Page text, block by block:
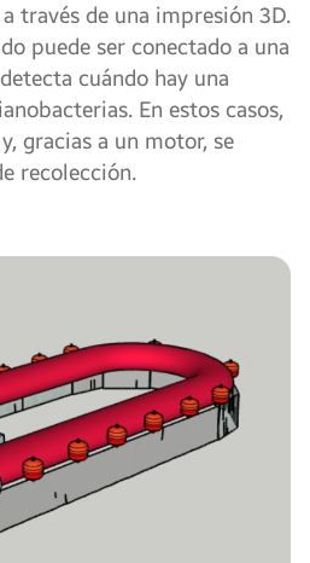
través de una impresión 3D.
puede ser conectado a una
cuándo hay una
En estos casos,
gracias a un motor, se
recolección.